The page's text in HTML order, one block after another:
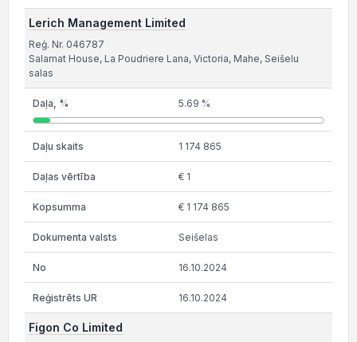
Lerich Management Limited
Reģ. Nr. 046787
Salamat House, La Poudriere Lana, Victoria, Mahe, Seišelu
salas
5.69 %
1 174 865
€ 1
€ 1 174 865
Seišelas
16.10.2024
16.10.2024
Figon Co Limited